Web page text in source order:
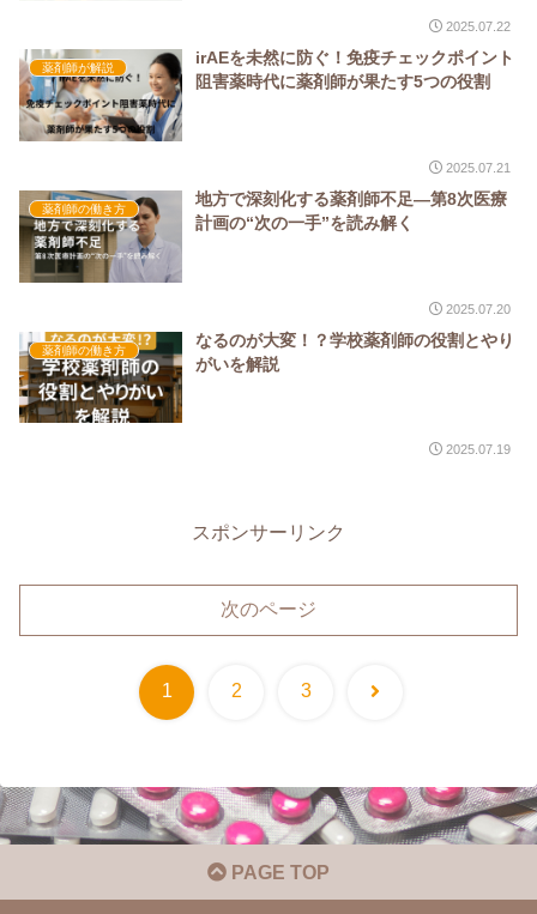
2025.07.22
薬剤師が解説
irAEを未然に防ぐ！免疫チェックポイント
阻害薬時代に薬剤師が果たす5つの役割
2025.07.21
薬剤師の働き方
地方で深刻化する薬剤師不足—第8次医療
計画の“次の一手”を読み解く
2025.07.20
薬剤師の働き方
なるのが大変！？学校薬剤師の役割とやり
がいを解説
2025.07.19
スポンサーリンク
次のページ
1 2 3 次
PAGE TOP